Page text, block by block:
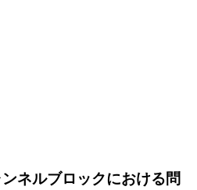
ネルブロックにおける問